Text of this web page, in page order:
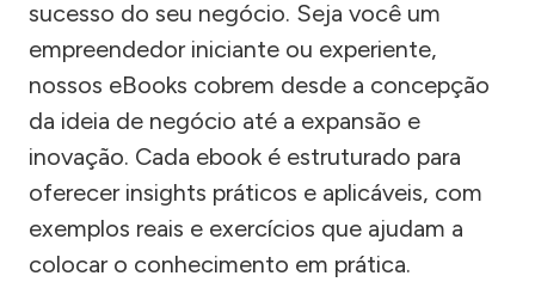
sucesso do seu negócio. Seja você um
empreendedor iniciante ou experiente,
nossos eBooks cobrem desde a concepção
da ideia de negócio até a expansão e
inovação. Cada ebook é estruturado para
oferecer insights práticos e aplicáveis, com
exemplos reais e exercícios que ajudam a
colocar o conhecimento em prática.